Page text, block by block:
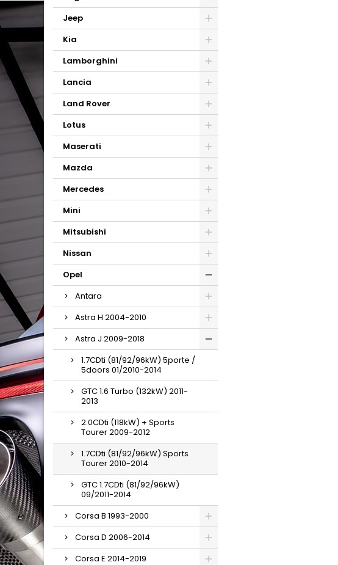
Jeep
Kia
Lamborghini
Lancia
Land Rover
Lotus
Maserati
Mazda
Mercedes
Mini
Mitsubishi
Nissan
Opel
Antara
Astra H 2004-2010
Astra J 2009-2018
1.7CDti (81/92/96kW) 5porte /
5doors 01/2010-2014
GTC 1.6 Turbo (132kW) 2011-
2013
2.0CDti (118kW) + Sports
Tourer 2009-2012
1.7CDti (81/92/96kW) Sports
Tourer 2010-2014
GTC 1.7CDti (81/92/96kW)
09/2011-2014
Corsa B 1993-2000
Corsa D 2006-2014
Corsa E 2014-2019